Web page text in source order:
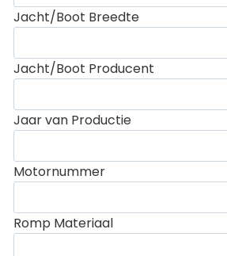
Jacht/Boot Breedte
Jacht/Boot Producent
Jaar van Productie
Motornummer
Romp Materiaal